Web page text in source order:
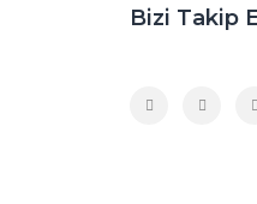
Bizi Takip